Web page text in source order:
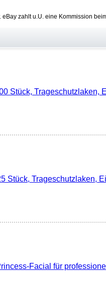
eBay zahlt u.U. eine Kommission
Stück, Trageschutzlaken,
Stück, Trageschutzlaken,
Facial für